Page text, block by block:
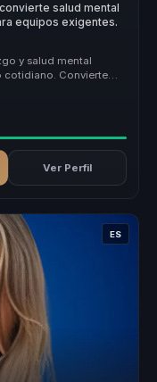
salud mental
equipos exigentes.
y salud mental
cotidiano. Convierte
Ver Perfil
ES